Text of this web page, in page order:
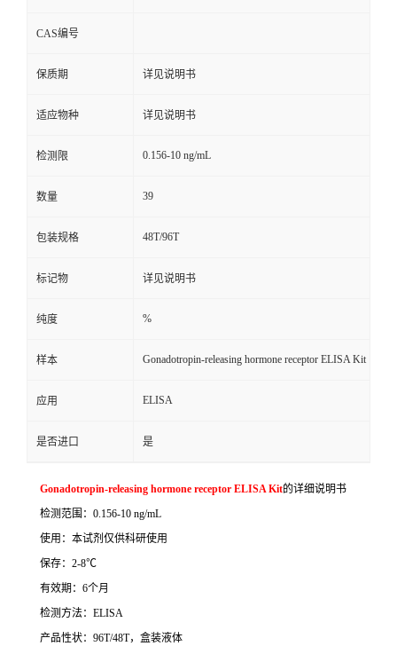
CAS编号
保质期 详见说明书
适应物种 详见说明书
检测限 0.156-10 ng/mL
数量 39
包装规格 48T/96T
标记物 详见说明书
纯度 %
样本 Gonadotropin-releasing hormone receptor ELISA Kit
应用 ELISA
是否进口 是
Gonadotropin-releasing hormone receptor ELISA Kit的详细说明书
检测范围： 0.156-10 ng/mL
使用：本试剂仅供科研使用
保存： 2-8℃
有效期： 6个月
检测方法： ELISA
产品性状： 96T/48T，盒装液体